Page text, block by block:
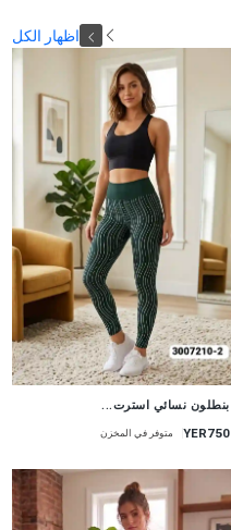
اظهار الكل
بنطلون نسائي استرت...
YER750 متوفر في المخزن